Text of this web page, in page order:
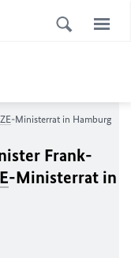
-Ministerrat in Hamburg
Frank-
-Ministerrat in